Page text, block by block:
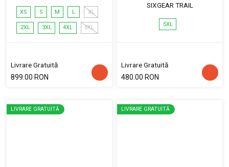
XS S M L XL
2XL 3XL 4XL 5XL
Livrare Gratuită
899.00 RON
SIXGEAR TRAIL
5XL
Livrare Gratuită
480.00 RON
LIVRARE GRATUITĂ LIVRARE GRATUITĂ